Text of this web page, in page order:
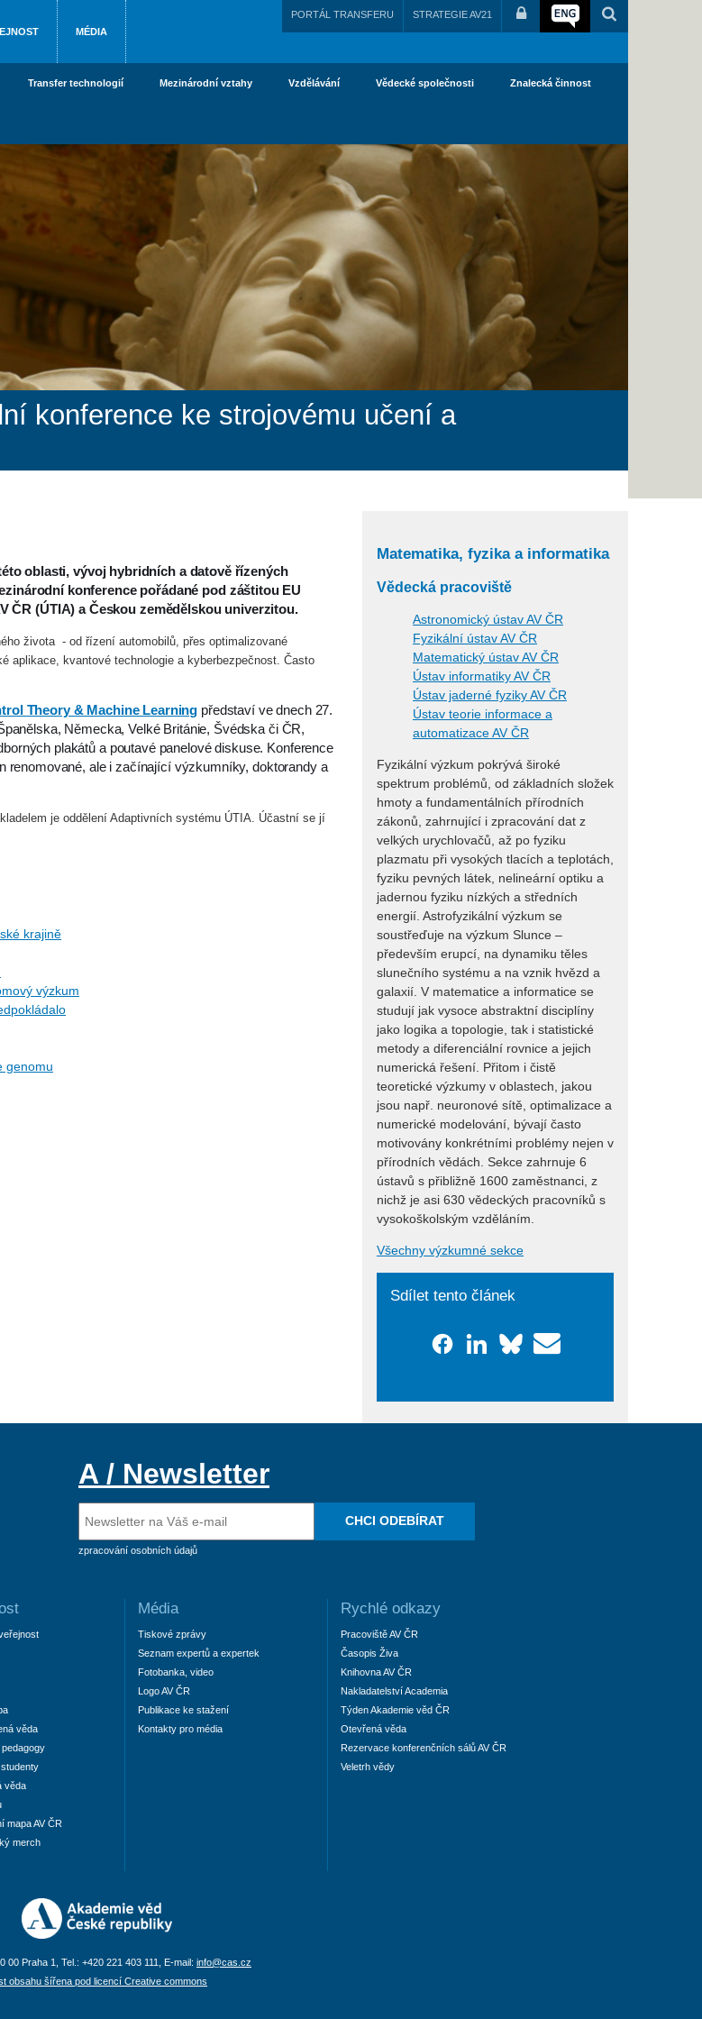
MÉDIA
PORTÁL TRANSFERU STRATEGIE AV21
Transfer technologií Mezinárodní vztahy Vzdělávání Vědecké společnosti Znalecká činnost
konference ke strojovému učení a
oblasti, vývoj hybridních a datově řízených
konference pořádané pod záštitou EU
ČR (ÚTIA) a Českou zemědělskou univerzitou.
života - od řízení automobilů, přes optimalizované
aplikace, kvantové technologie a kyberbezpečnost. Často
Theory & Machine Learning představí ve dnech 27.
Německa, Velké Británie, Švédska či ČR,
plakátů a poutavé panelové diskuse. Konference
renomované, ale i začínající výzkumníky, doktorandy a
je oddělení Adaptivních systému ÚTIA. Účastní se jí
krajině
výzkum
genomu
Matematika, fyzika a informatika
Vědecká pracoviště
Astronomický ústav AV ČR
Fyzikální ústav AV ČR
Matematický ústav AV ČR
Ústav informatiky AV ČR
Ústav jaderné fyziky AV ČR
Ústav teorie informace a
automatizace AV ČR
Fyzikální výzkum pokrývá široké
spektrum problémů, od základních složek
hmoty a fundamentálních přírodních
zákonů, zahrnující i zpracování dat z
velkých urychlovačů, až po fyziku
plazmatu při vysokých tlacích a teplotách,
fyziku pevných látek, nelineární optiku a
jadernou fyziku nízkých a středních
energií. Astrofyzikální výzkum se
soustřeďuje na výzkum Slunce –
především erupcí, na dynamiku těles
slunečního systému a na vznik hvězd a
galaxií. V matematice a informatice se
studují jak vysoce abstraktní disciplíny
jako logika a topologie, tak i statistické
metody a diferenciální rovnice a jejich
numerická řešení. Přitom i čistě
teoretické výzkumy v oblastech, jakou
jsou např. neuronové sítě, optimalizace a
numerické modelování, bývají často
motivovány konkrétními problémy nejen v
přírodních vědách. Sekce zahrnuje 6
ústavů s přibližně 1600 zaměstnanci, z
nichž je asi 630 vědeckých pracovníků s
vysokoškolským vzděláním.
Všechny výzkumné sekce
Sdílet tento článek
A / Newsletter
zpracování osobních údajů
CHCI ODEBÍRAT
věda
věda
mapa AV ČR
merch
Média
Tiskové zprávy
Seznam expertů a expertek
Fotobanka, video
Logo AV ČR
Publikace ke stažení
Kontakty pro média
Rychlé odkazy
Pracoviště AV ČR
Časopis Živa
Knihovna AV ČR
Nakladatelství Academia
Týden Akademie věd ČR
Otevřená věda
Rezervace konferenčních sálů AV ČR
Veletrh vědy
00 Praha 1, Tel.: +420 221 403 111, E-mail: info@cas.cz
obsahu šířena pod licencí Creative commons